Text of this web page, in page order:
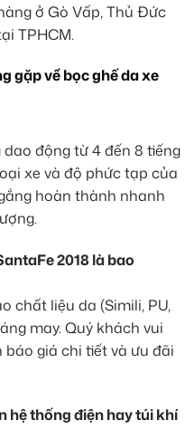
ở Gò Vấp, Thủ Đức
TPHCM.
gặp về bọc ghế da xe
động từ 4 đến 8 tiếng
xe và độ phức tạp của
hoàn thành nhanh
2018 là bao
chất liệu da (Simili, PU,
may. Quý khách vui
giá chi tiết và ưu đãi
hệ thống điện hay túi khí